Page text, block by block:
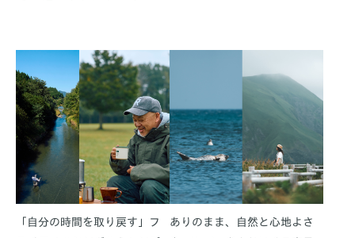
「自分の時間を取り戻す」フ
ありのまま、自然と心地よさ